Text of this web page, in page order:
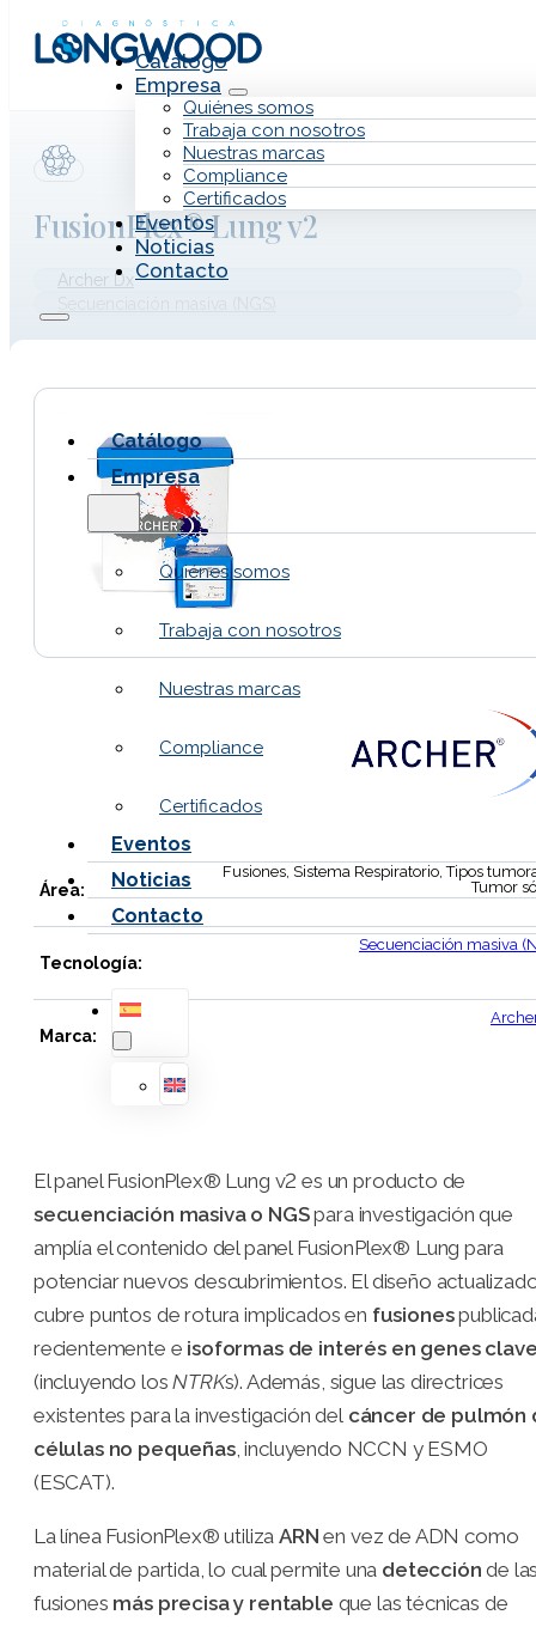
Saltar al contenido principal
Catálogo
Empresa
Quiénes somos
Trabaja con nosotros
Nuestras marcas
Compliance
Certificados
Eventos
Noticias
Contacto
Catálogo
Empresa
Quiénes somos
Trabaja con nosotros
Nuestras marcas
Compliance
Certificados
Eventos
Noticias
Contacto
FusionPlex® Lung v2
Archer Dx
El panel FusionPlex® Lung v2 es un producto de
secuenciación masiva o NGSpara investigación que
amplía el contenido del panel FusionPlex® Lung para
potenciar nuevos descubrimientos. El diseño
cubre puntos de rotura implicados en fusiones
recientemente e isoformas de interés en genes
(incluyendo losNTRKs). Además, sigue las directrices
existentes para la investigación del cáncer de pulmón
células no pequeñas, incluyendo NCCN y ESMO
(ESCAT).
La línea FusionPlex® utilizaARN en vez de ADN como
material de partida, lo cual permite una detección de
fusiones más precisa y rentable que las técnicas de
Área:
Fusiones, Sistema Respiratorio, Tipos
Tumor
Tecnología:
Secuenciación masiva
Marca: